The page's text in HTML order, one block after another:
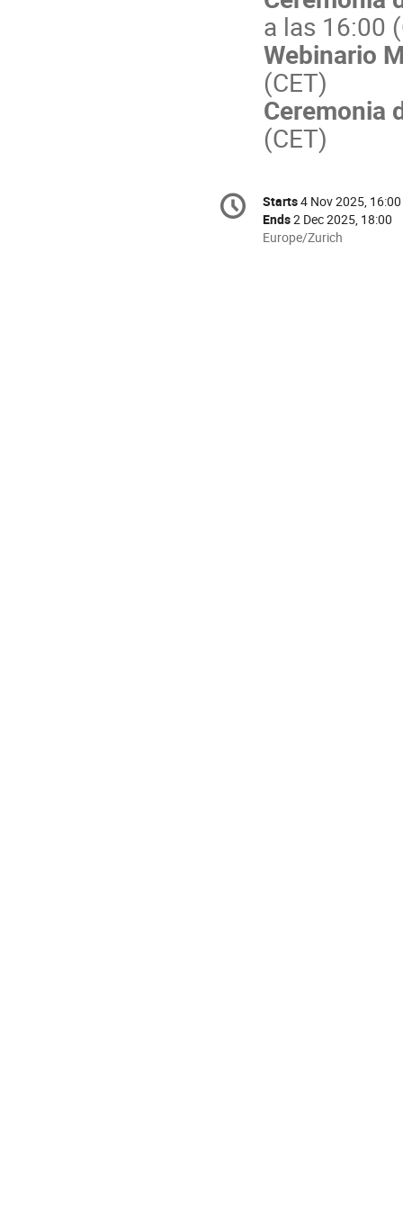
a las 16:00
Webinario
(CET)
Ceremonia
(CET)
Conference
information
Date/Time
Starts4 Nov 2025, 16:00
Ends2 Dec 2025, 18:00
All
Europe/Zurich